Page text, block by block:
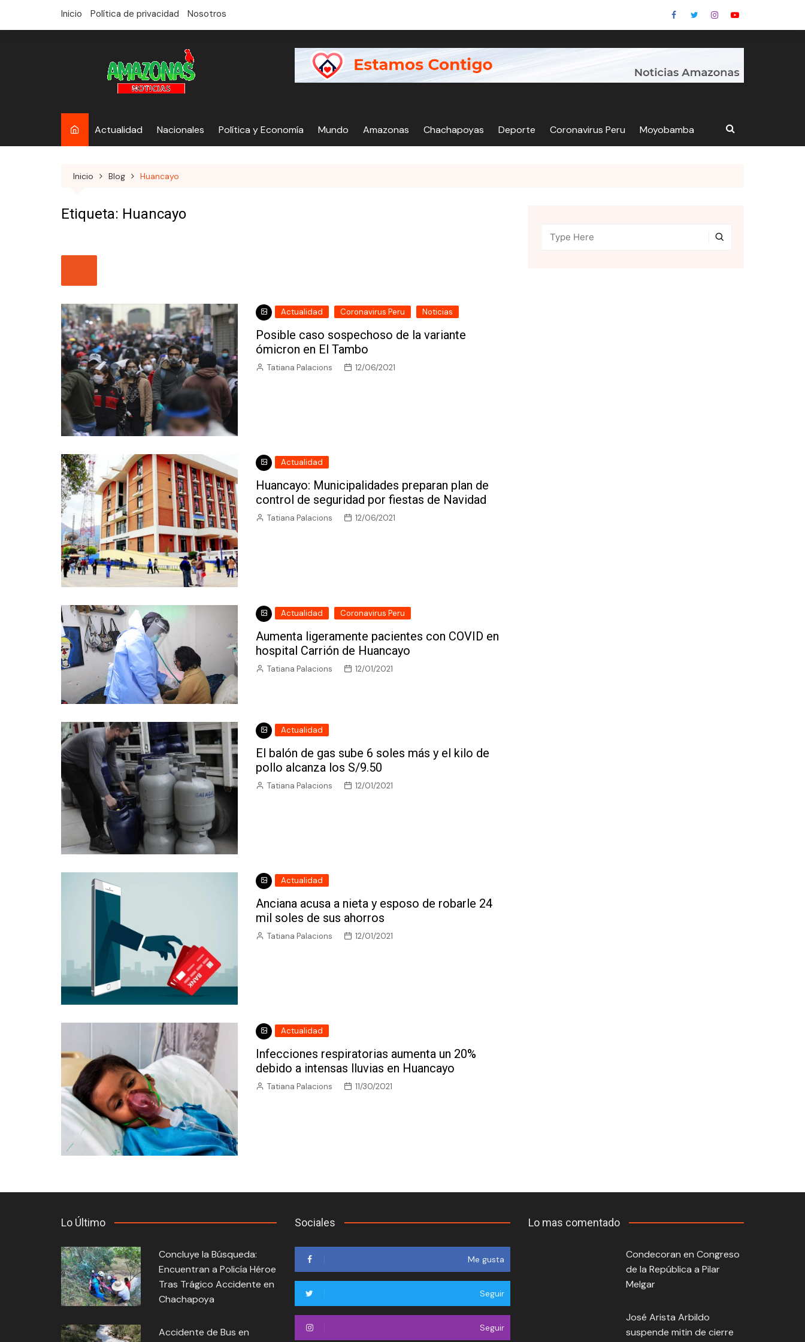
Inicio Política de privacidad Nosotros
Actualidad Nacionales Política y Economía Mundo Amazonas Chachapoyas Deporte Coronavirus Peru Moyobamba
Inicio Blog Huancayo
Etiqueta: Huancayo
Actualidad Coronavirus Peru Noticias
Posible caso sospechoso de la variante
ómicron en El Tambo
Tatiana Palacions 12/06/2021
Actualidad
Huancayo: Municipalidades preparan plan de
control de seguridad por fiestas de Navidad
Tatiana Palacions 12/06/2021
Actualidad Coronavirus Peru
Aumenta ligeramente pacientes con COVID en
hospital Carrión de Huancayo
Tatiana Palacions 12/01/2021
Actualidad
El balón de gas sube 6 soles más y el kilo de
pollo alcanza los S/9.50
Tatiana Palacions 12/01/2021
Actualidad
Anciana acusa a nieta y esposo de robarle 24
mil soles de sus ahorros
Tatiana Palacions 12/01/2021
Actualidad
Infecciones respiratorias aumenta un 20%
debido a intensas lluvias en Huancayo
Tatiana Palacions 11/30/2021
Lo Último
Concluye la Búsqueda:
Encuentran a Policía Héroe
Tras Trágico Accidente en
Chachapoya
Accidente de Bus en
Sociales
Me gusta
Seguir
Seguir
Lo mas comentado
Condecoran en Congreso
de la República a Pilar
Melgar
José Arista Arbildo
suspende mitin de cierre